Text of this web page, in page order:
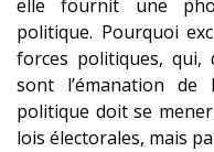
elle fournit une
politique. Pourquoi
forces politiques, qui,
sont l’émanation
politique doit se
lois électorales, mais